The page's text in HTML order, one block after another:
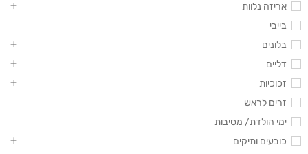
אריזה נלוות
בייבי
בלונים
דליים
זכוכיות
זרים לראש
ימי הולדת/ מסיבות
כובעים ותיקים